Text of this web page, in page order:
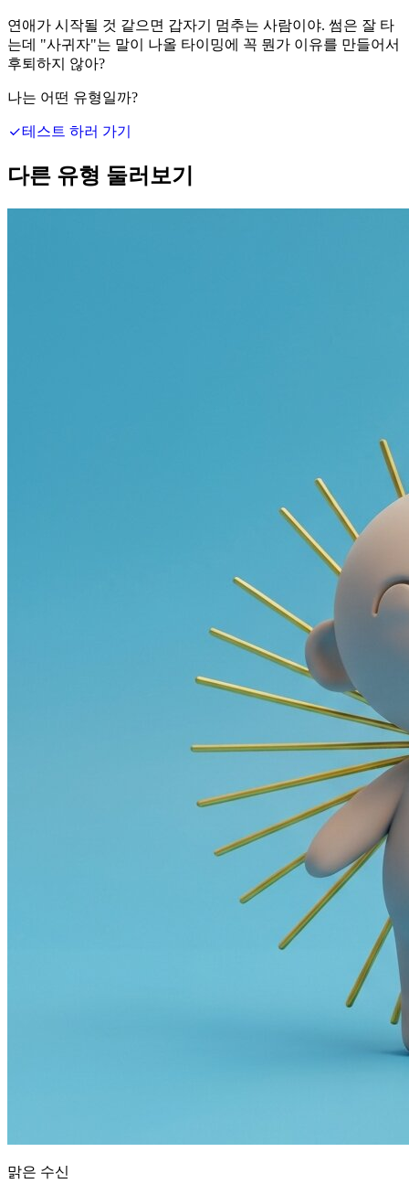
연애가 시작될 것 같으면 갑자기 멈추는 사람이야. 썸은 잘 타
는데 "사귀자"는 말이 나올 타이밍에 꼭 뭔가 이유를 만들어서
후퇴하지 않아?
나는 어떤 유형일까?
테스트 하러 가기
다른 유형 둘러보기
맑은 수신